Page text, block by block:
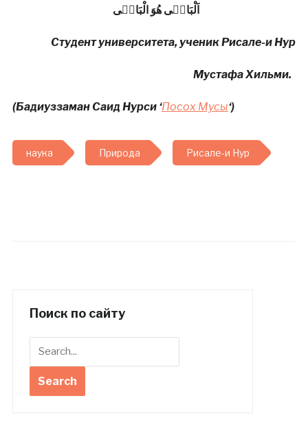
اَلْبَاقٖى هُوَ الْبَاقٖى
Студент университета, ученик Рисале-и Нур
Мустафа Хильми.
(Бадиуззаман Саид Нурси ‘Посох Мусы‘)
наука Природа Рисале-и Нур
Поиск по сайту